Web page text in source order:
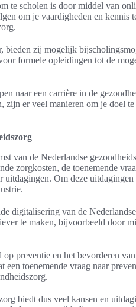
te scholen is door middel van
om je vaardigheden en kennis
zij mogelijk
formele opleidingen tot de
naar een carrière in de
er veel manieren om je doel te
van de Nederlandse
zorgkosten, de toenemende
uitdagingen. Om deze
digitalisering van de
te maken, bijvoorbeeld door
preventie en het bevorderen
een toenemende vraag naar
biedt dus veel kansen en